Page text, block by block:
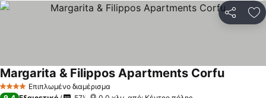
4 ΑστέριαΕπιπλωμένο διαμέρισμα
Margarita & Filippos Apartments Corfu